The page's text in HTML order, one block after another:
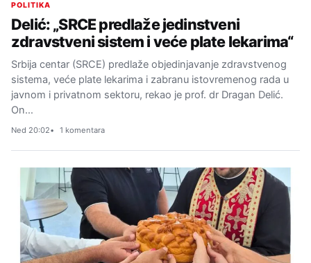
POLITIKA
Delić: „SRCE predlaže jedinstveni
zdravstveni sistem i veće plate lekarima“
Srbija centar (SRCE) predlaže objedinjavanje zdravstvenog
sistema, veće plate lekarima i zabranu istovremenog rada u
javnom i privatnom sektoru, rekao je prof. dr Dragan Delić.
On…
Ned 20:02 1 komentara